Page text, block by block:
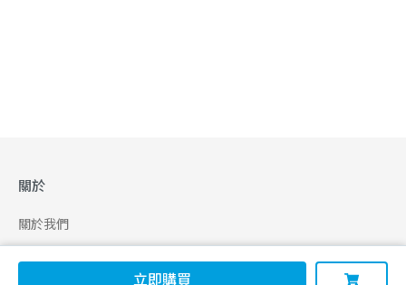
立即購買
關於
關於我們
合作申請